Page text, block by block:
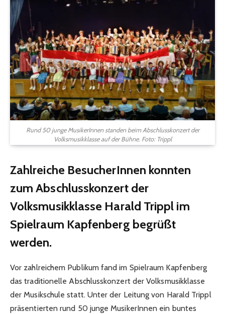
Rund 50 junge MusikerInnen standen beim Abschlusskonzert der
Volksmusikklasse auf der Bühne. Foto: Trippl
Zahlreiche BesucherInnen konnten
zum Abschlusskonzert der
Volksmusikklasse Harald Trippl im
Spielraum Kapfenberg begrüßt
werden.
Vor zahlreichem Publikum fand im Spielraum Kapfenberg
das traditionelle Abschlusskonzert der Volksmusikklasse
der Musikschule statt. Unter der Leitung von Harald Trippl
präsentierten rund 50 junge MusikerInnen ein buntes